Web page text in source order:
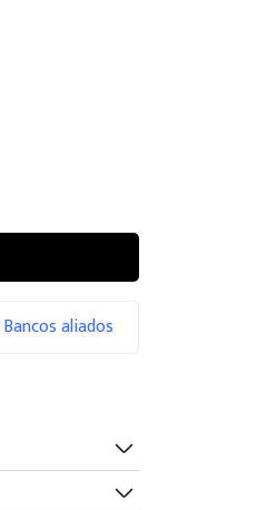
Bancos aliados